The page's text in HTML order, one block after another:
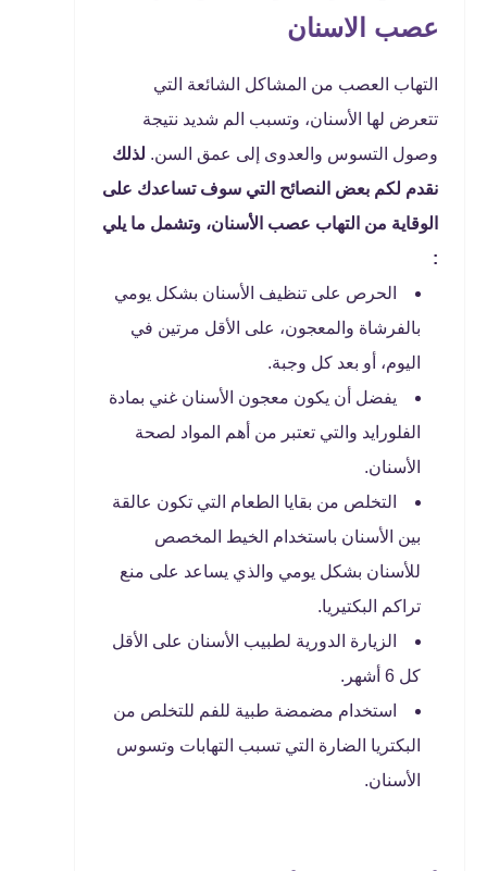
عصب الاسنان
التهاب العصب من المشاكل الشائعة التي
تتعرض لها الأسنان، وتسبب الم شديد نتيجة
وصول التسوس والعدوى إلى عمق السن. لذلك
نقدم لكم بعض النصائح التي سوف تساعدك على
الوقاية من التهاب عصب الأسنان، وتشمل ما يلي
:
الحرص على تنظيف الأسنان بشكل يومي
بالفرشاة والمعجون، على الأقل مرتين في
اليوم، أو بعد كل وجبة.
يفضل أن يكون معجون الأسنان غني بمادة
الفلورايد والتي تعتبر من أهم المواد لصحة
الأسنان.
التخلص من بقايا الطعام التي تكون عالقة
بين الأسنان باستخدام الخيط المخصص
للأسنان بشكل يومي والذي يساعد على منع
تراكم البكتيريا.
الزيارة الدورية لطبيب الأسنان على الأقل
كل 6 أشهر.
استخدام مضمضة طبية للفم للتخلص من
البكتريا الضارة التي تسبب التهابات وتسوس
الأسنان.